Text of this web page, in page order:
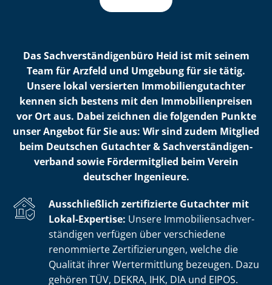
Das Sach­ver­stän­di­gen­bü­ro Heid ist mit seinem
Team für Arzfeld und Umgebung für sie tätig.
Unsere lokal versierten Im­mo­bi­li­en­gut­ach­ter
kennen sich bestens mit den Im­mo­bi­li­en­prei­sen
vor Ort aus. Dabei zeichnen die folgenden Punkte
unser Angebot für Sie aus: Wir sind zudem Mitglied
beim Deutschen Gutachter & Sach­ver­stän­di­gen­
ver­band sowie Fördermitglied beim Verein
deutscher Ingenieure.
Ausschließlich zertifizierte Gutachter mit
Lokal-Expertise: Unsere Im­mo­bi­li­en­sach­ver­
stän­di­gen verfügen über verschiedene
renommierte Zer­ti­fi­zie­run­gen, welche die
Qualität ihrer Wertermittlung bezeugen. Dazu
gehören TÜV, DEKRA, IHK, DIA und EIPOS.